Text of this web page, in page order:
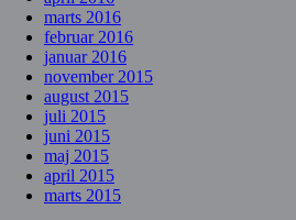
marts 2016
februar 2016
januar 2016
november 2015
august 2015
juli 2015
juni 2015
maj 2015
april 2015
marts 2015